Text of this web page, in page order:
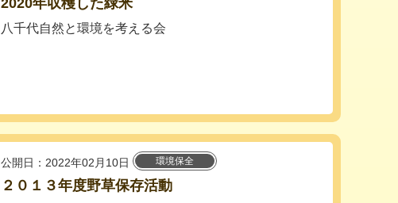
2020年収穫した緑米
八千代自然と環境を考える会
公開日：2022年02月10日 環境保全
２０１３年度野草保存活動